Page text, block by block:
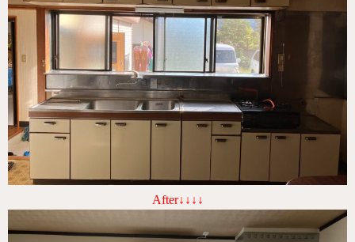
After↓↓↓↓